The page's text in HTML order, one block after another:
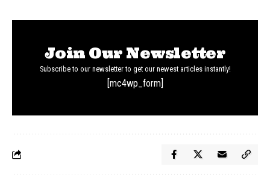
Join Our Newsletter
Subscribe to our newsletter to get our newest articles instantly!
[mc4wp_form]